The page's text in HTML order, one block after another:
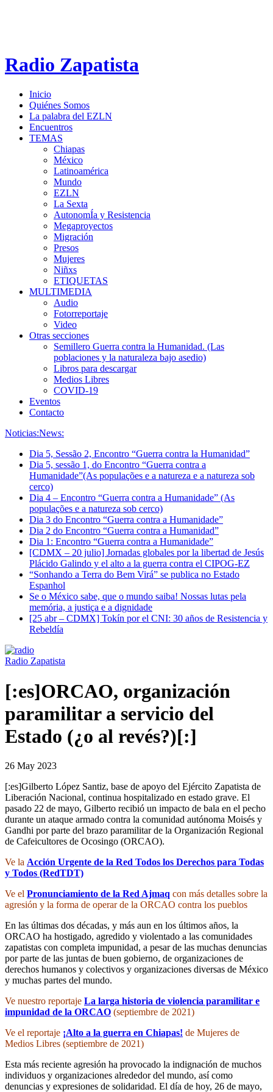
Radio Zapatista
Inicio
Quiénes Somos
La palabra del EZLN
Encuentros
TEMAS
Chiapas
México
Latinoamérica
Mundo
EZLN
La Sexta
AutonomÍa y Resistencia
Megaproyectos
Migración
Presos
Mujeres
Niñxs
ETIQUETAS
MULTIMEDIA
Audio
Fotorreportaje
Video
Otras secciones
Semillero Guerra contra la Humanidad. (Las
poblaciones y la naturaleza bajo asedio)
Libros para descargar
Medios Libres
COVID-19
Eventos
Contacto
Noticias:News:
Dia 5, Sessão 2, Encontro “Guerra contra la Humanidad”
Dia 5, sessão 1, do Encontro “Guerra contra a
Humanidade”(As populações e a natureza e a natureza sob
cerco)
Dia 4 – Encontro “Guerra contra a Humanidade” (As
populações e a natureza sob cerco)
Dia 3 do Encontro “Guerra contra a Humanidade”
Dia 2 do Encontro “Guerra contra a Humanidad”
Dia 1: Encontro “Guerra contra a Humanidade”
[CDMX – 20 julio] Jornadas globales por la libertad de Jesús
Plácido Galindo y el alto a la guerra contra el CIPOG-EZ
“Sonhando a Terra do Bem Virá” se publica no Estado
Espanhol
Se o México sabe, que o mundo saiba! Nossas lutas pela
memória, a justiça e a dignidade
[25 abr – CDMX] Tokín por el CNI: 30 años de Resistencia y
Rebeldía
Radio Zapatista
[:es]ORCAO, organización
paramilitar a servicio del
Estado (¿o al revés?)[:]
26 May 2023
[:es]Gilberto López Santiz, base de apoyo del Ejército Zapatista de
Liberación Nacional, continua hospitalizado en estado grave. El
pasado 22 de mayo, Gilberto recibió un impacto de bala en el pecho
durante un ataque armado contra la comunidad autónoma Moisés y
Gandhi por parte del brazo paramilitar de la Organización Regional
de Cafeicultores de Ocosingo (ORCAO).
Ve la Acción Urgente de la Red Todos los Derechos para Todas
y Todos (RedTDT)
Ve el Pronunciamiento de la Red Ajmaq con más detalles sobre la
agresión y la forma de operar de la ORCAO contra los pueblos
En las últimas dos décadas, y más aun en los últimos años, la
ORCAO ha hostigado, agredido y violentado a las comunidades
zapatistas con completa impunidad, a pesar de las muchas denuncias
por parte de las juntas de buen gobierno, de organizaciones de
derechos humanos y colectivos y organizaciones diversas de México
y muchas partes del mundo.
Ve nuestro reportaje La larga historia de violencia paramilitar e
impunidad de la ORCAO (septiembre de 2021)
Ve el reportaje ¡Alto a la guerra en Chiapas! de Mujeres de
Medios Libres (septiembre de 2021)
Esta más reciente agresión ha provocado la indignación de muchos
individuos y organizaciones alrededor del mundo, así como
denuncias y expresiones de solidaridad. El día de hoy, 26 de mayo,